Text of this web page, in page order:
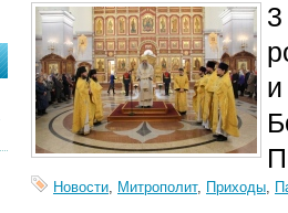
Новости, Митрополит, Приходы,